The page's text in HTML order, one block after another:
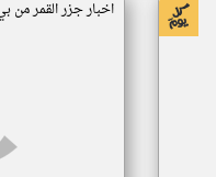
اخبار جزر القمر